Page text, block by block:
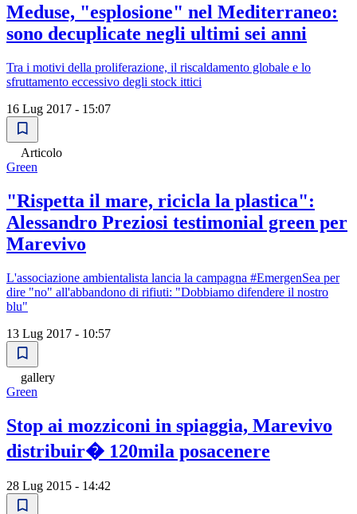
Meduse, "esplosione" nel Mediterraneo:
sono decuplicate negli ultimi sei anni
Tra i motivi della proliferazione, il riscaldamento globale e lo
sfruttamento eccessivo degli stock ittici
16 Lug 2017 - 15:07
Articolo
Green
"Rispetta il mare, ricicla la plastica":
Alessandro Preziosi testimonial green per
Marevivo
L'associazione ambientalista lancia la campagna #EmergenSea per
dire "no" all'abbandono di rifiuti: "Dobbiamo difendere il nostro
blu"
13 Lug 2017 - 10:57
gallery
Green
Stop ai mozziconi in spiaggia, Marevivo
distribuir� 120mila posacenere
28 Lug 2015 - 14:42